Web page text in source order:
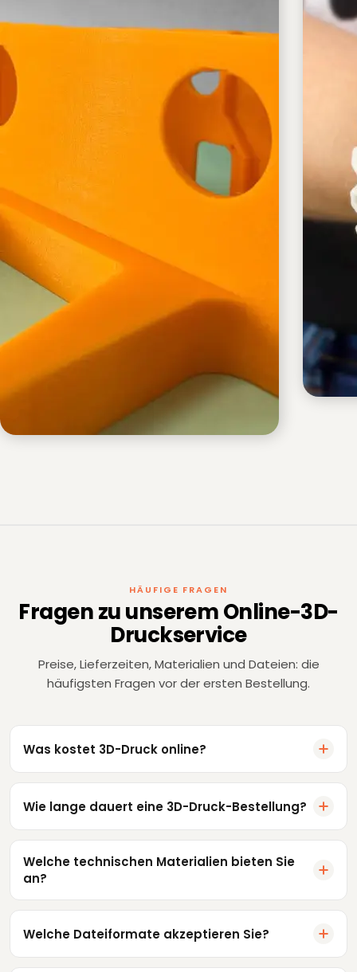
HÄUFIGE FRAGEN
Fragen zu unserem Online-3D-
Druckservice
Preise, Lieferzeiten, Materialien und Dateien: die
häufigsten Fragen vor der ersten Bestellung.
Was kostet 3D-Druck online?
Wie lange dauert eine 3D-Druck-Bestellung?
Welche technischen Materialien bieten Sie
an?
Welche Dateiformate akzeptieren Sie?